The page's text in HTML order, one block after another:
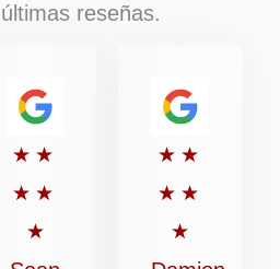
reseñas.
★ ★
★ ★
★
Puntuación:
5
de
★ ★
★ ★
★
5